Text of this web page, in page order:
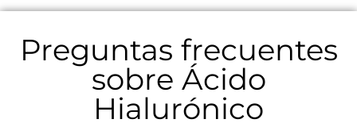
Preguntas frecuentes
sobre Ácido
Hialurónico